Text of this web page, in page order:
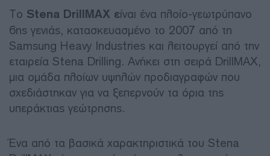
Το Stena DrillMAX είναι ένα πλοίο-γεωτρύπανο
6ης γενιάς, κατασκευασμένο το 2007 από τη
Samsung Heavy Industries και λειτουργεί από την
εταιρεία Stena Drilling. Ανήκει στη σειρά DrillMAX,
μια ομάδα πλοίων υψηλών προδιαγραφών που
σχεδιάστηκαν για να ξεπερνούν τα όρια της
υπεράκτιας γεώτρησης.
Ένα από τα βασικά χαρακτηριστικά του Stena